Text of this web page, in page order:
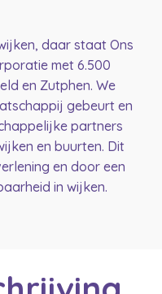
daar staat Ons
met 6.500
en Zutphen. We
gebeurt en
partners
en buurten. Dit
en door een
in wijken.